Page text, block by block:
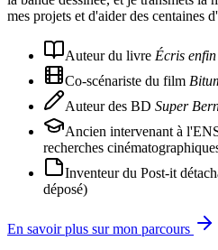
mes projets et d'aider des centaines
Auteur du livre Écris
Co-scénariste du film
Auteur des BD Super
Ancien intervenant à
recherches
Inventeur du Post-it
déposé)
En savoir plus sur mon parcours